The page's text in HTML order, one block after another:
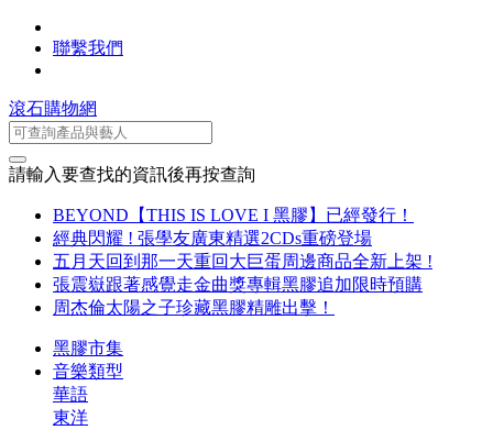
聯繫我們
滾石購物網
請輸入要查找的資訊後再按查詢
BEYOND【THIS IS LOVE I 黑膠】已經發行！
經典閃耀 ! 張學友廣東精選2CDs重磅登場
五月天回到那一天重回大巨蛋周邊商品全新上架 !
張震嶽跟著感覺走金曲獎專輯黑膠追加限時預購
周杰倫太陽之子珍藏黑膠精雕出擊！
黑膠市集
音樂類型
華語
東洋